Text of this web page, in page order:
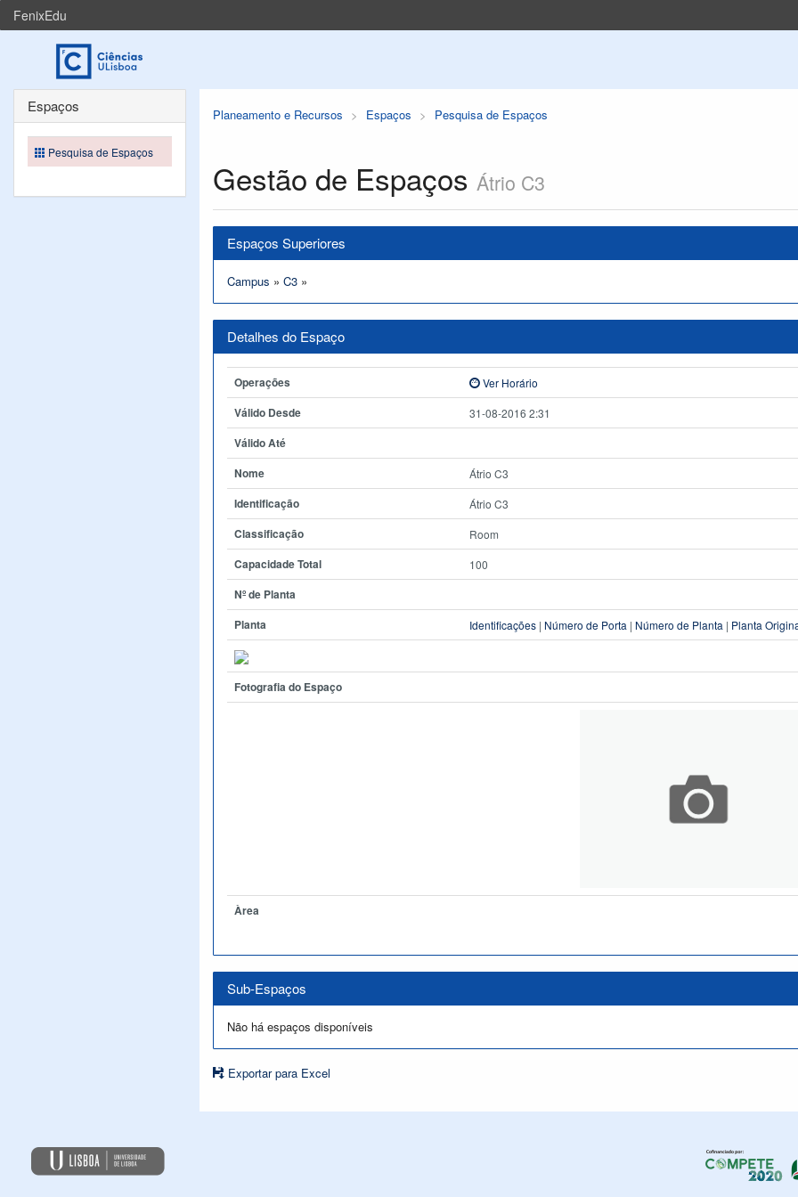
FenixEdu
Planeamento e Recursos Espaços Pesquisa de Espaços
Gestão de Espaços Átrio C3
Espaços Superiores
Campus » C3 »
Detalhes do Espaço
Operações Ver Horário
Válido Desde 31-08-2016 2:31
Válido Até
Nome
Átrio C3
Identificação Átrio C3
Classificação Room
Capacidade Total 100
Nº de Planta
Planta
Identificações | Número de Porta | Número de Planta | Planta
Fotografia do Espaço
Àrea
Sub-Espaços
Não há espaços disponíveis
Exportar para Excel
Espaços
Pesquisa de Espaços